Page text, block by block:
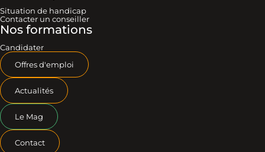
Situation de handicap
Contacter un conseiller
Nos formations
Candidater
Offres d'emploi
Actualités
Le Mag
Contact